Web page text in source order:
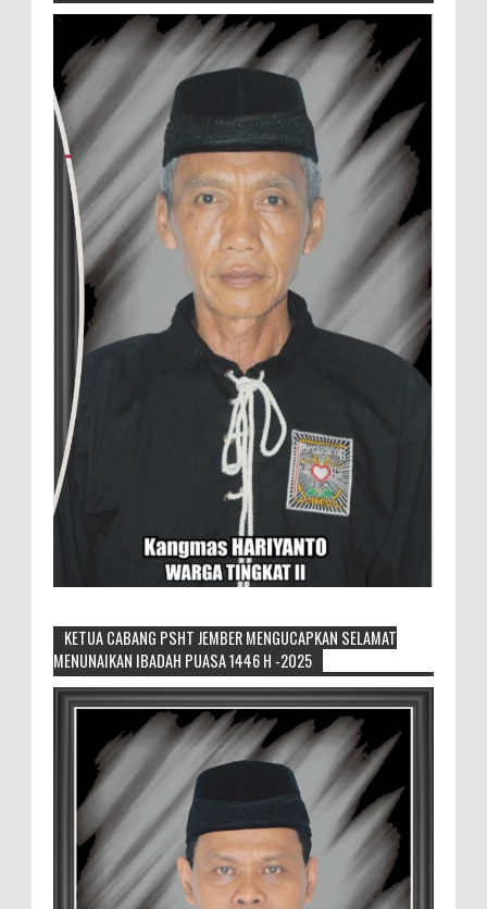
Pemilik Lahan Safi'i Dilaporkan Pencurian
dan Pengrusakan
Didampingi Kuasa Hukum Safi'i Datangi
Polres Jember MEMOPOS.vo.id, Jember -
Safi'i (76) warga Kreyongan, Kelurahan Patrang,
Kabupat...
4.000 Petani Hutan Blora Bakal
Digelontor Bantuan CSR Jumbo dan Bibit
Ternak Gratis ‎
KETUA CABANG PSHT JEMBER MENGUCAPKAN SELAMAT
MENUNAIKAN IBADAH PUASA 1446 H -2025